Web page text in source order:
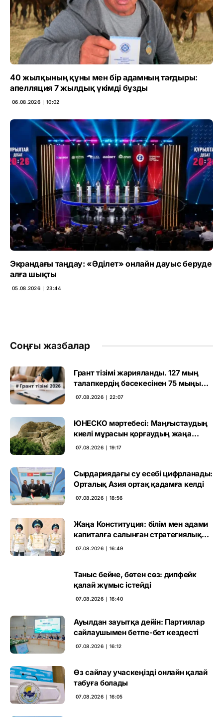
40 жылқының құны мен бір адамның тағдыры:
апелляция 7 жылдық үкімді бұзды
06.08.2026 ∣ 10:02
Экрандағы таңдау: «Әділет» онлайн дауыс беруде
алға шықты
05.08.2026 ∣ 23:44
Соңғы жазбалар
Грант тізімі жарияланды. 127 мың
талапкердің бәсекесінен 75 мыңы
өтті
07.08.2026 ∣ 22:07
ЮНЕСКО мәртебесі: Маңғыстаудың
киелі мұрасын қорғаудың жаңа
кезеңі басталды
07.08.2026 ∣ 19:17
Сырдариядағы су есебі цифрланады:
Орталық Азия ортақ қадамға келді
07.08.2026 ∣ 18:56
Жаңа Конституция: білім мен адами
капиталға салынған стратегиялық
негіз
07.08.2026 ∣ 16:49
Таныс бейне, бөтен сөз: дипфейк
қалай жұмыс істейді
07.08.2026 ∣ 16:40
Ауылдан зауытқа дейін: Партиялар
сайлаушымен бетпе-бет кездесті
07.08.2026 ∣ 16:12
Өз сайлау учаскеңізді онлайн қалай
табуға болады
07.08.2026 ∣ 16:05